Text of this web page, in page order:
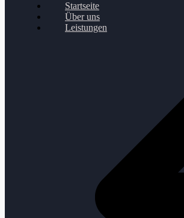
Startseite
Über uns
Leistungen